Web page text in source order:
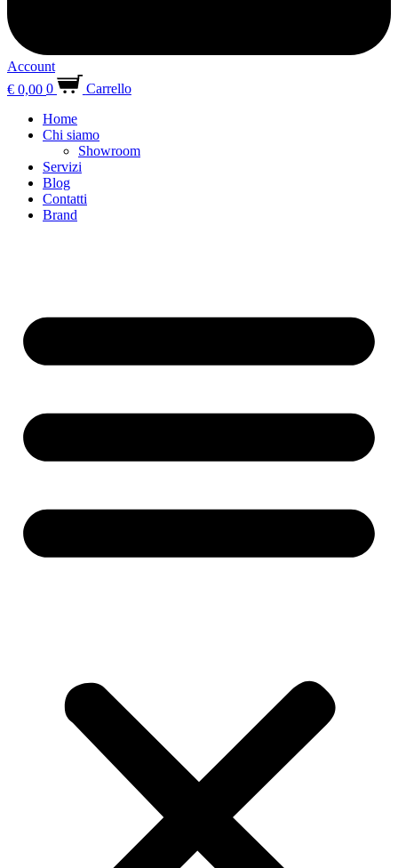
Account
€ 0,00 0
Carrello
Home
Chi siamo
Showroom
Servizi
Blog
Contatti
Brand